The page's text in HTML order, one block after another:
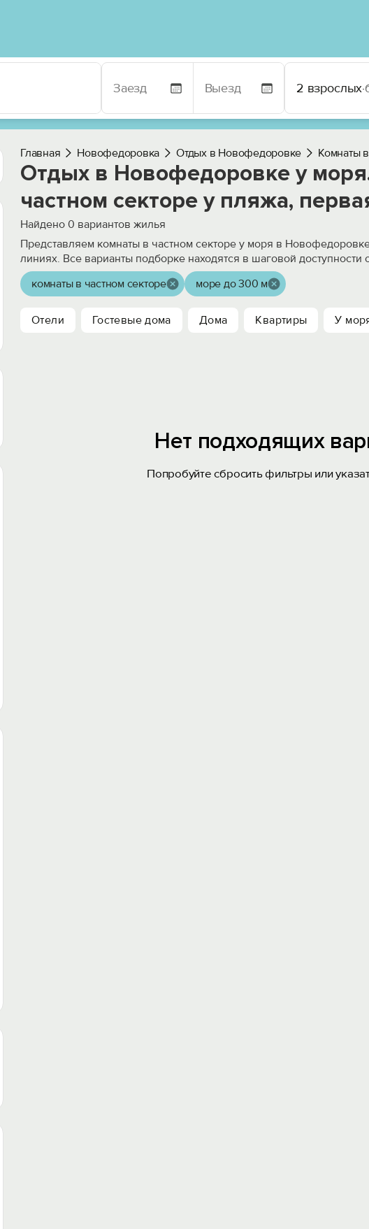
2 взрослых·
Главная Новофедоровка Отдых в Новофедоровке Комнаты
Отдых в Новофедоровке у
частном секторе у пляжа,
Найдено 0 вариантов жилья
Представляем комнаты в частном секторе у моря в
линиях. Все варианты подборке находятся в шаговой доступности
комнаты в частном секторе море до 300 м
Отели Гостевые дома Дома Квартиры У
Нет подходящих
Попробуйте сбросить фильтры или